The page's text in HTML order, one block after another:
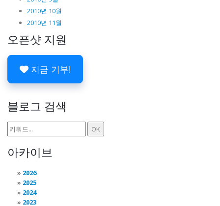
2010년 10월
2010년 11월
오픈샷 지원
지금 기부!
블로그 검색
아카이브
2026
2025
2024
2023